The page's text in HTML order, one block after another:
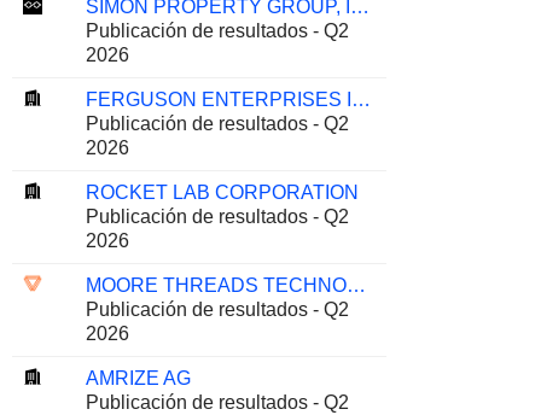
SIMON PROPERTY GROUP, INC.
Publicación de resultados - Q2
2026
FERGUSON ENTERPRISES INC.
Publicación de resultados - Q2
2026
ROCKET LAB CORPORATION
Publicación de resultados - Q2
2026
MOORE THREADS TECHNOLOGY CO., LTD.
Publicación de resultados - Q2
2026
AMRIZE AG
Publicación de resultados - Q2